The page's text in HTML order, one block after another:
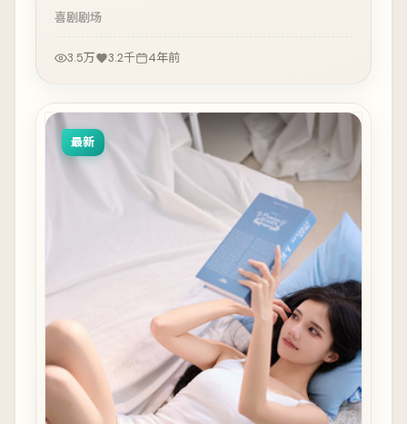
观看。
喜剧剧场
3.5万 3.2千 4年前
最新